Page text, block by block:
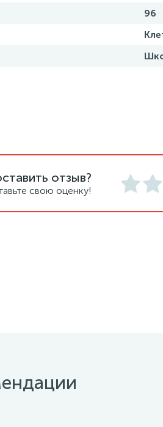
96
отзыв?
свою оценку!